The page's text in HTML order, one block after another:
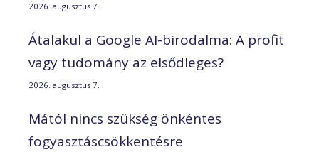
2026. augusztus 7.
Átalakul a Google AI-birodalma: A profit
vagy tudomány az elsődleges?
2026. augusztus 7.
Mától nincs szükség önkéntes
fogyasztáscsökkentésre